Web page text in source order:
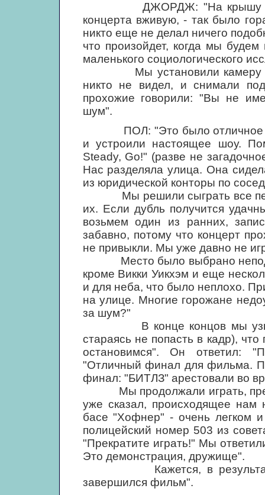
ДЖОРДЖ: "На крышу мы
концерта вживую, - так было
никто еще не делал ничего
что произойдет, когда мы
маленького социологического
Мы установили камеру в
никто не видел, и снимали
прохожие говорили: "Вы не
шум".
ПОЛ: "Это было отличное
и устроили настоящее шоу.
Steady, Go!" (разве не
Нас разделяла улица. Она
из юридической конторы по
Мы решили сыграть все
их. Если дубль получится
возьмем один из ранних,
забавно, потому что концерт
не привыкли. Мы уже давно не
Место было выбрано
кроме Викки Уикхэм и еще
и для неба, что было неплохо.
на улице. Многие горожане
за шум?"
В конце концов мы узнали
стараясь не попасть в кадр),
остановимся". Он ответил:
"Отличный финал для фильма.
финал: "БИТЛЗ" арестовали во
Мы продолжали играть,
уже сказал, происходящее нам
басе "Хофнер" - очень легком
полицейский номер 503 из
"Прекратите играть!" Мы
Это демонстрация, дружище".
Кажется, в результате
завершился фильм".